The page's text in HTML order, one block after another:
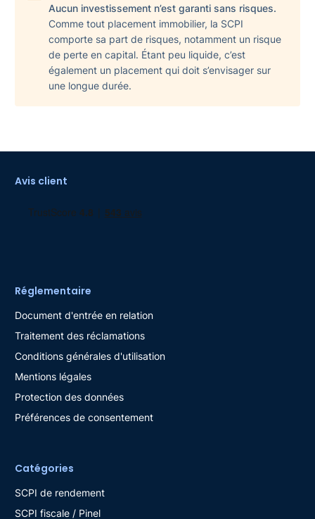
Aucun investissement n’est garanti sans risques.
Comme tout placement immobilier, la SCPI
comporte sa part de risques, notamment un risque
de perte en capital. Étant peu liquide, c’est
également un placement qui doit s’envisager sur
une longue durée.
Avis client
Réglementaire
Document d'entrée en relation
Traitement des réclamations
Conditions générales d'utilisation
Mentions légales
Protection des données
Préférences de consentement
Catégories
SCPI de rendement
SCPI fiscale / Pinel